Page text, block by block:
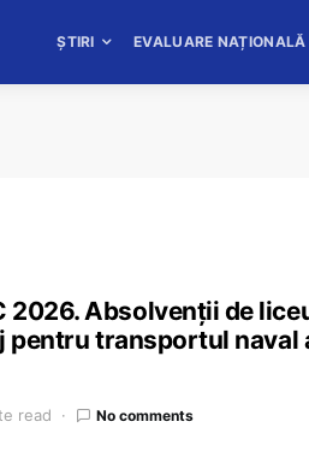
ȘTIRI EVALUARE
2026. Absolvenții de
pentru transportul naval
read No comments